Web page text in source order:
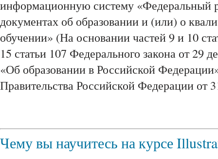
информационную систему «Федеральный
документах об образовании и (или) о
обучении» (На основании частей 9 и 10
15 статьи 107 Федерального закона от 29
«Об образовании в Российской
Правительства Российской Федерации от
Чему вы научитесь на курсе